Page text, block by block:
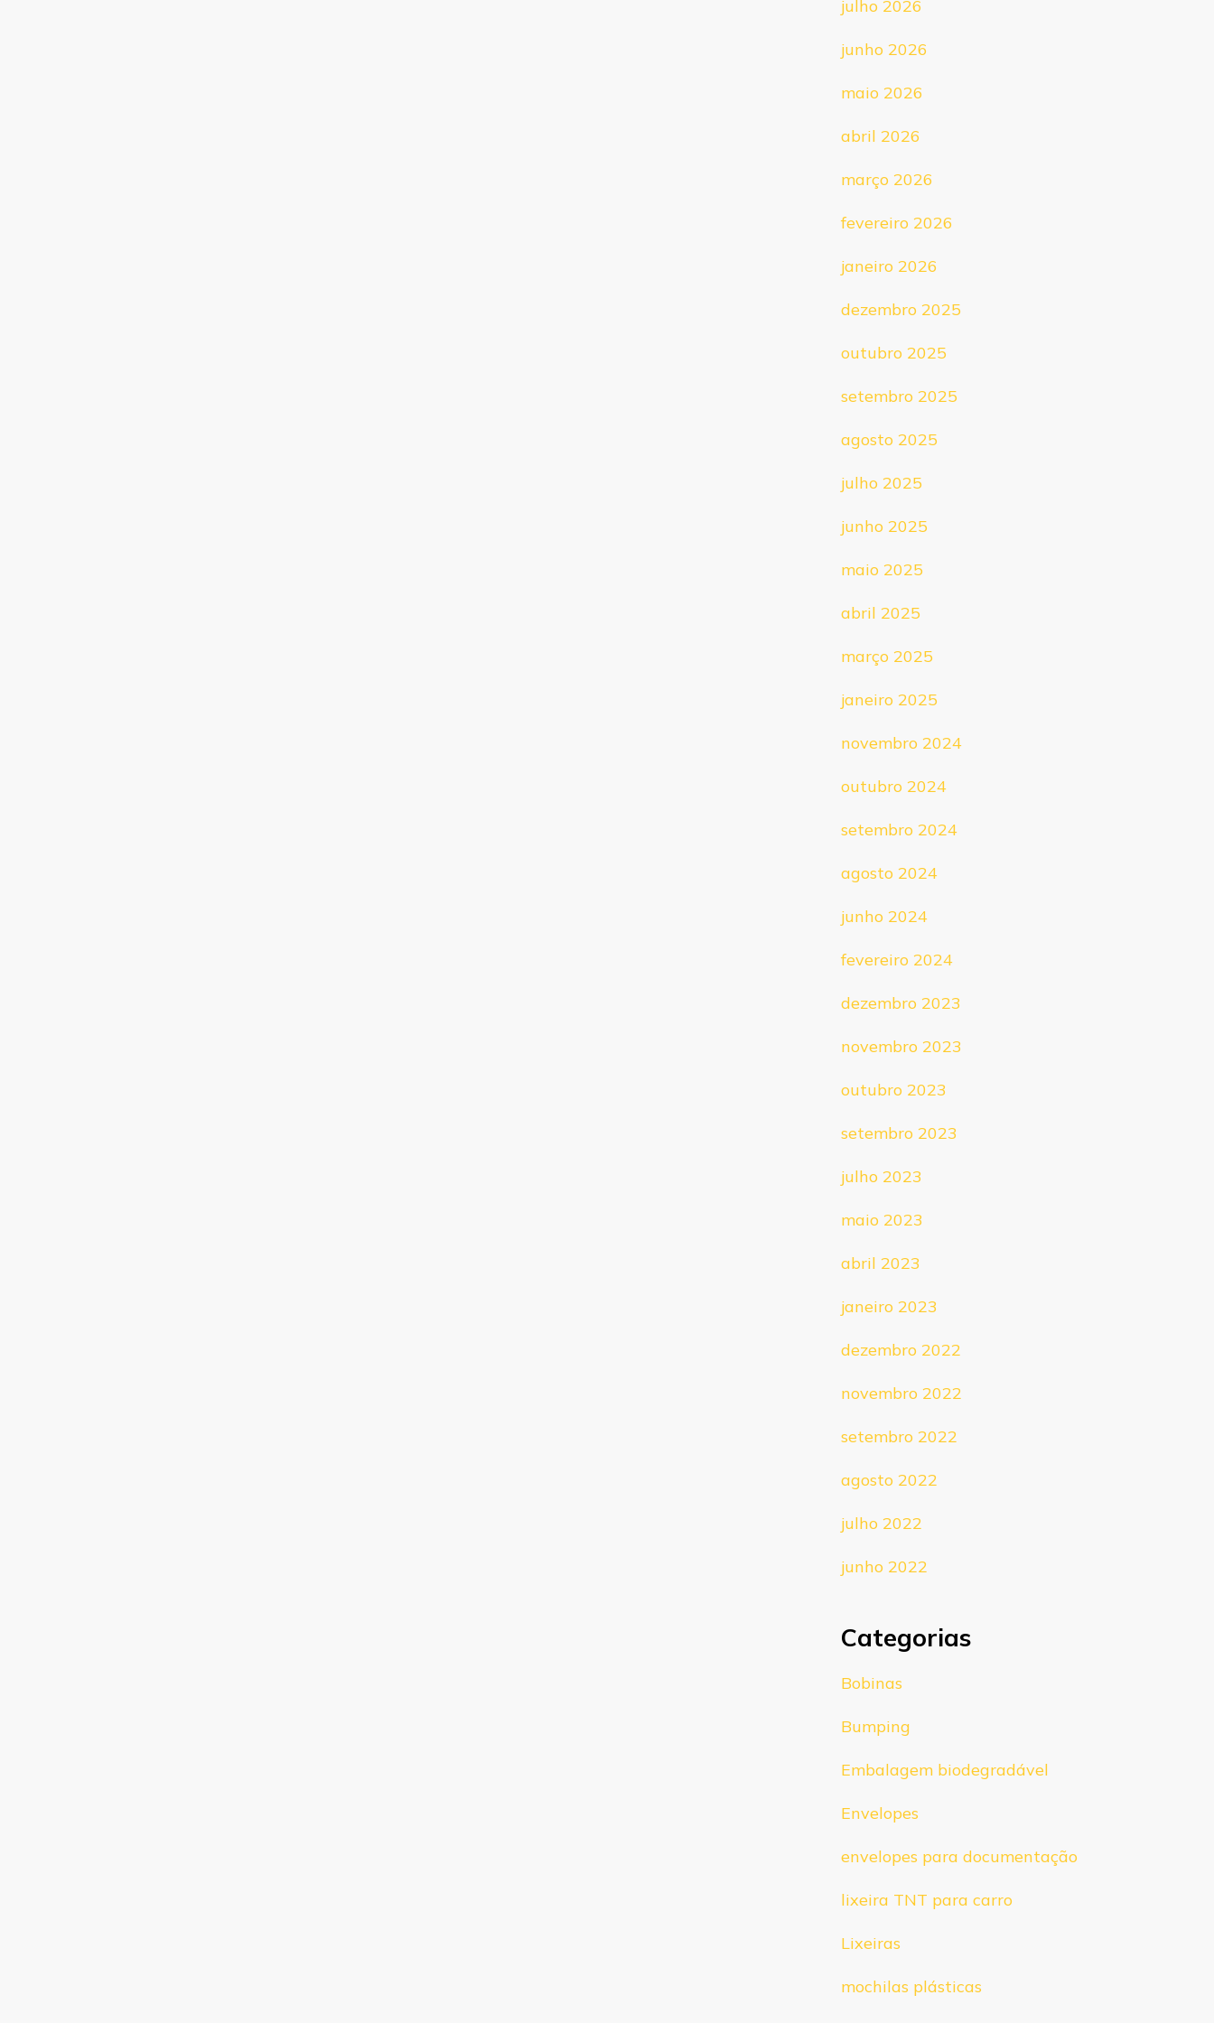
julho 2026
junho 2026
maio 2026
abril 2026
março 2026
fevereiro 2026
janeiro 2026
dezembro 2025
outubro 2025
setembro 2025
agosto 2025
julho 2025
junho 2025
maio 2025
abril 2025
março 2025
janeiro 2025
novembro 2024
outubro 2024
setembro 2024
agosto 2024
junho 2024
fevereiro 2024
dezembro 2023
novembro 2023
outubro 2023
setembro 2023
julho 2023
maio 2023
abril 2023
janeiro 2023
dezembro 2022
novembro 2022
setembro 2022
agosto 2022
julho 2022
junho 2022
Categorias
Bobinas
Bumping
Embalagem biodegradável
Envelopes
envelopes para documentação
lixeira TNT para carro
Lixeiras
mochilas plásticas